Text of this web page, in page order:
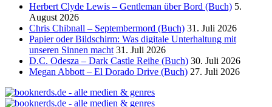
Herbert Clyde Lewis – Gentleman über Bord (Buch) 5.
August 2026
Chris Chibnall – Septembermord (Buch) 31. Juli 2026
Papier oder Bildschirm: Was digitale Unterhaltung mit
unseren Sinnen macht 31. Juli 2026
D.C. Odesza – Dark Castle Reihe (Buch) 30. Juli 2026
Megan Abbott – El Dorado Drive (Buch) 27. Juli 2026